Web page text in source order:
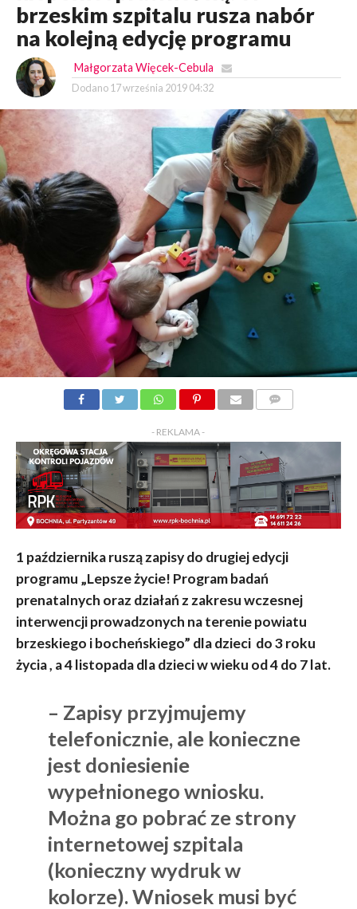
brzeskim szpitalu rusza nabór
na kolejną edycję programu
Małgorzata Więcek-Cebula
Dodano 17 września 2019 04:32
- REKLAMA -
1 października ruszą zapisy do drugiej edycji
programu „Lepsze życie! Program badań
prenatalnych oraz działań z zakresu wczesnej
interwencji prowadzonych na terenie powiatu
brzeskiego i bocheńskiego” dla dzieci do 3 roku
życia , a 4 listopada dla dzieci w wieku od 4 do 7 lat.
– Zapisy przyjmujemy
telefonicznie, ale konieczne
jest doniesienie
wypełnionego wniosku.
Można go pobrać ze strony
internetowej szpitala
(konieczny wydruk w
kolorze). Wniosek musi być